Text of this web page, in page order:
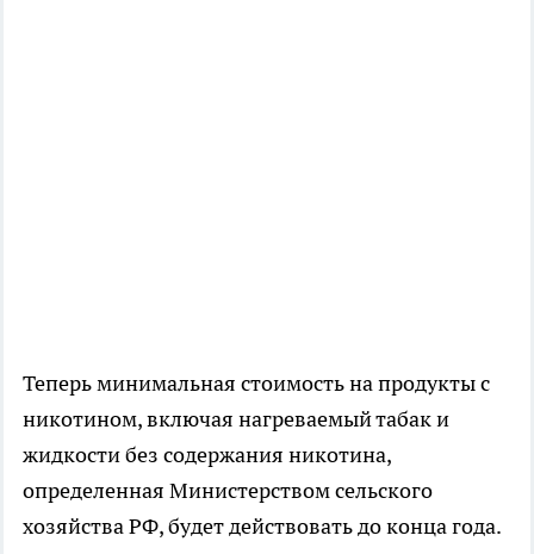
Теперь минимальная стоимость на продукты с
никотином, включая нагреваемый табак и
жидкости без содержания никотина,
определенная Министерством сельского
хозяйства РФ, будет действовать до конца года.